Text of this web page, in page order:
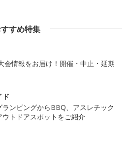
すめ特集
会情報をお届け！開催・中止・延期
ド
ランピングからBBQ、アスレチック
ウトドアスポットをご紹介